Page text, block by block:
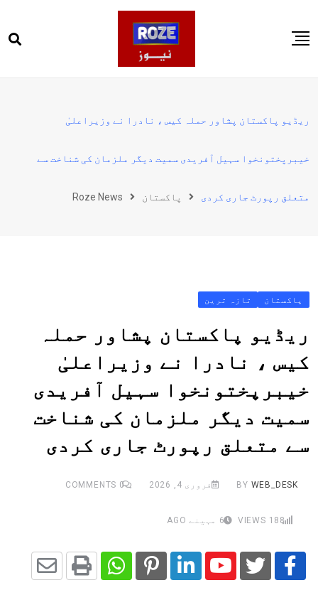
to
پاکستان
کھیل
ویڈیوز
ریڈیو پاکستان پشاور حملہ کیس ، نادرا نے وزیراعلیٰ
خیبرپختونخوا سہیل آفریدی سمیت دیگر ملزمان کی شناخت سے
متعلق رپورٹ جاری کردی پاکستان Roze News
پاکستان تازہ ترین
ریڈیو پاکستان پشاور حملہ
کیس ، نادرا نے وزیراعلیٰ
خیبرپختونخوا سہیل آفریدی
سمیت دیگر ملزمان کی شناخت
سے متعلق رپورٹ جاری کردی
BY WEB_DESK فروری 4, 2026 0
188 6 مہینے AGO
Youtube
LinkedIn
Pinterest
Whatsapp
Print